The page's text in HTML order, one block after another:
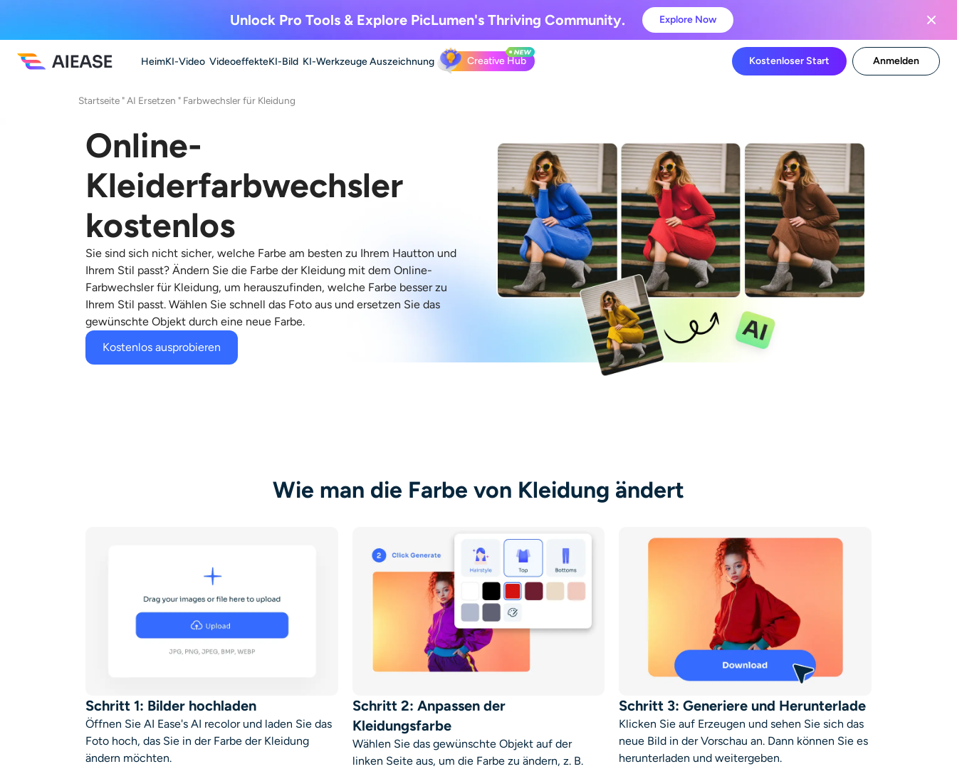
Unlock Pro Tools & ExplorePicLumen's Thriving Community. Explore Now
HeimKI-Video VideoeffekteKI-Bild KI-WerkzeugeAuszeichnung Creative Hub Kostenloser Start Anmelden
Startseite "AI Ersetzen " Farbwechsler für Kleidung
Online-
Kleiderfarbwechsler
kostenlos
Sie sind sich nicht sicher, welche Farbe am besten zu Ihrem Hautton und
Ihrem Stil passt? Ändern Sie die Farbe der Kleidung mit dem Online-
Farbwechsler für Kleidung, um herauszufinden, welche Farbe besser zu
Ihrem Stil passt. Wählen Sie schnell das Foto aus und ersetzen Sie das
gewünschte Objekt durch eine neue Farbe.
Kostenlos ausprobieren
Wie man die Farbe von Kleidung ändert
Schritt 1: Bilder hochladen
Öffnen Sie AI Ease's AI recolor und laden Sie das
Foto hoch, das Sie in der Farbe der Kleidung
ändern möchten.
Schritt 2: Anpassen der
Kleidungsfarbe
Wählen Sie das gewünschte Objekt auf der
linken Seite aus, um die Farbe zu ändern, z. B.
Schritt 3: Generiere und Herunterlade
Klicken Sie auf Erzeugen und sehen Sie sich das
neue Bild in der Vorschau an. Dann können Sie es
herunterladen und weitergeben.